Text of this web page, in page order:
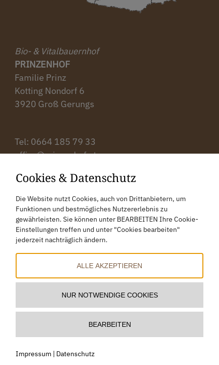
Bio- & Vitalbauernhof
PRINZENHOF
Familie Prinz
Kotting Nondorf 6
3920 Groß Gerungs
Tel: ‭0664 185 79 33‬
office@prinzenhof.at
Bewertung
Gutscheine
Impressum
Datenschutz
Cookies bearbeiten
Cookies & Datenschutz
Die Website nutzt Cookies, auch von Drittanbietern, um
Funktionen und bestmögliches Nutzererlebnis zu
gewährleisten. Sie können unter BEARBEITEN Ihre Cookie-
Einstellungen treffen und unter "Cookies bearbeiten"
jederzeit nachträglich ändern.
ALLE AKZEPTIEREN
NUR NOTWENDIGE COOKIES
BEARBEITEN
Impressum | Datenschutz